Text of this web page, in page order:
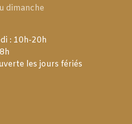
dimanche
: 10h-20h
les jours fériés